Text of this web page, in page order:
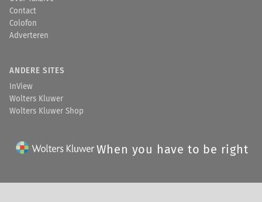
Contact
Colofon
Adverteren
ANDERE SITES
InView
Wolters Kluwer
Wolters Kluwer Shop
When you have to be right